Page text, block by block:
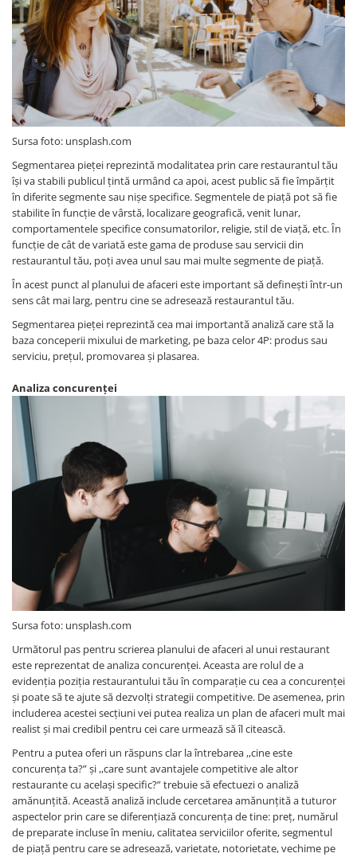
Sursa foto: unsplash.com
Segmentarea pieței reprezintă modalitatea prin care restaurantul tău
își va stabili publicul țintă urmând ca apoi, acest public să fie împărțit
în diferite segmente sau nișe specifice. Segmentele de piață pot să fie
stabilite în funcție de vârstă, localizare geografică, venit lunar,
comportamentele specifice consumatorilor, religie, stil de viață, etc. În
funcție de cât de variată este gama de produse sau servicii din
restaurantul tău, poți avea unul sau mai multe segmente de piață.
În acest punct al planului de afaceri este important să definești într-un
sens cât mai larg, pentru cine se adresează restaurantul tău.
Segmentarea pieței reprezintă cea mai importantă analiză care stă la
baza conceperii mixului de marketing, pe baza celor 4P: produs sau
serviciu, prețul, promovarea și plasarea.
Analiza concurenței
Sursa foto: unsplash.com
Următorul pas pentru scrierea planului de afaceri al unui restaurant
este reprezentat de analiza concurenței. Aceasta are rolul de a
evidenția poziția restaurantului tău în comparație cu cea a concurenței
și poate să te ajute să dezvolți strategii competitive. De asemenea, prin
includerea acestei secțiuni vei putea realiza un plan de afaceri mult mai
realist și mai credibil pentru cei care urmează să îl citească.
Pentru a putea oferi un răspuns clar la întrebarea ,,cine este
concurența ta?” și ,,care sunt avantajele competitive ale altor
restaurante cu același specific?” trebuie să efectuezi o analiză
amănunțită. Această analiză include cercetarea amănunțită a tuturor
aspectelor prin care se diferențiază concurența de tine: preț, numărul
de preparate incluse în meniu, calitatea serviciilor oferite, segmentul
de piață pentru care se adresează, varietate, notorietate, vechime pe